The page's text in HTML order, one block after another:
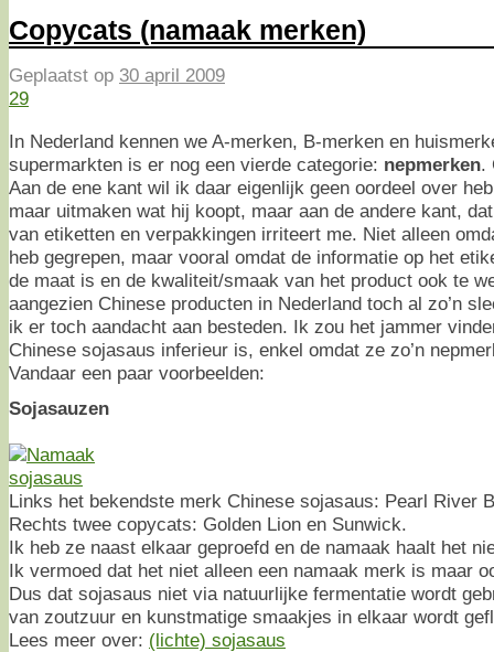
Copycats (namaak merken)
Geplaatst op 30 april 2009
29
In Nederland kennen we A-merken, B-merken en
supermarkten is er nog een vierde categorie: nepmerken.
Aan de ene kant wil ik daar eigenlijk geen oordeel over
maar uitmaken wat hij koopt, maar aan de andere kant,
van etiketten en verpakkingen irriteert me. Niet alleen
heb gegrepen, maar vooral omdat de informatie op het
de maat is en de kwaliteit/smaak van het product ook te
aangezien Chinese producten in Nederland toch al zo’n
ik er toch aandacht aan besteden. Ik zou het jammer
Chinese sojasaus inferieur is, enkel omdat ze zo’n
Vandaar een paar voorbeelden:
Sojasauzen
Links het bekendste merk Chinese sojasaus: Pearl River
Rechts twee copycats: Golden Lion en Sunwick.
Ik heb ze naast elkaar geproefd en de namaak haalt het
Ik vermoed dat het niet alleen een namaak merk is maar
Dus dat sojasaus niet via natuurlijke fermentatie wordt
van zoutzuur en kunstmatige smaakjes in elkaar wordt
Lees meer over: (lichte) sojasaus